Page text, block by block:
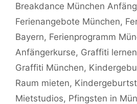
Breakdance München
Ferienangebote München,
Bayern, Ferienprogramm
Anfängerkurse, Graffiti
Graffiti München,
Raum mieten,
Mietstudios, Pfingsten in